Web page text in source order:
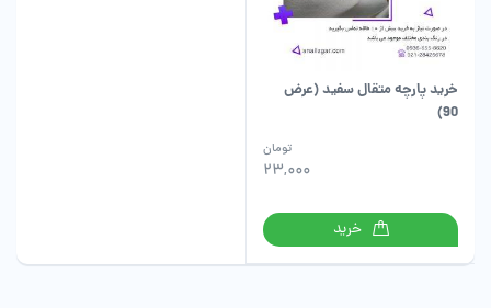
خرید پارچه متقال سفید (عرض
90)
23,000
تومان
خرید